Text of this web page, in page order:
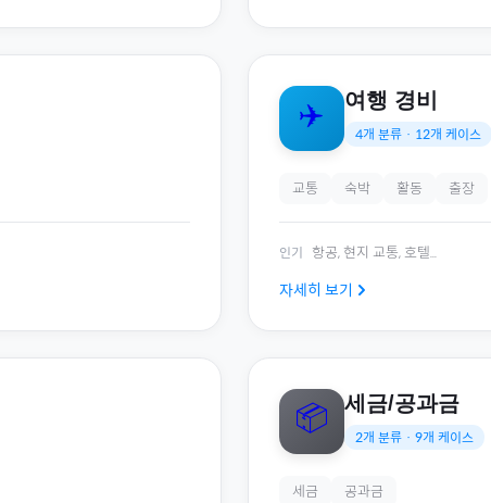
✈️ 여행 경비
4개 분류 · 12개 케이스
교통 숙박 활동 출장
인기 항공, 현지 교통, 호텔...
자세히 보기
📦 세금/공과금
2개 분류 · 9개 케이스
세금 공과금